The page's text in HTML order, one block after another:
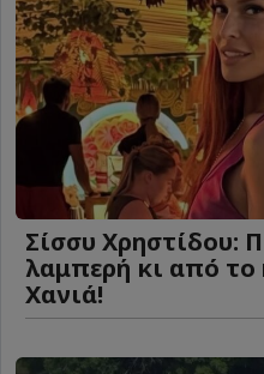
Σίσσυ Χρηστίδου:
λαμπερή κι από το
Χανιά!